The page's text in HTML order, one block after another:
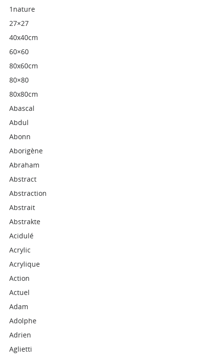
1nature
27×27
40x40cm
60×60
80x60cm
80×80
80x80cm
Abascal
Abdul
Abonn
Aborigène
Abraham
Abstract
Abstraction
Abstrait
Abstrakte
Acidulé
Acrylic
Acrylique
Action
Actuel
Adam
Adolphe
Adrien
Aglietti